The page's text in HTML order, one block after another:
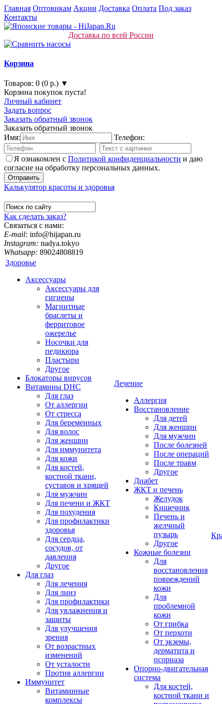
Главная Оптовикам Акции Доставка Оплата Под заказ
Контакты
Доставка по всей России
Корзина
Товаров: 0 (0 р.) ▼
Корзина покупок пуста!
Личный кабинет
Задать вопрос
Заказать обратный звонок
Заказать обратный звонок
Имя:
Телефон:
Я ознакомлен с Политикой конфиденциальности и даю
согласие на обработку персональных данных.
Калькулятор красоты и здоровья
Как сделать заказ?
Связаться с нами:
E-mail: info@hijapan.ru
Instagram: nadya.tokyo
Whatsapp: 89024808819
Здоровье
Аксессуары
Аксессуары для
гигиены
Магнитные
браслеты и
ферритовое
ожерелье
Носочки для
педикюра
Пластыри
Другое
Блокаторы вирусов
Витамины DHC
Для глаз
От аллергии
От стресса
Для беременных
Для волос
Для женщин
Для иммунитета
Для кожи
Для костей,
костной ткани,
суставов и хрящей
Для мужчин
Для печени и ЖКТ
Для похудения
Для профилактики
здоровья
Для сердца,
сосудов, от
давления
Другое
Для глаз
Для лечения
Для линз
Для профилактики
Для увлажнения и
защиты
Для улучшения
зрения
От возрастных
изменений
От усталости
Против аллергии
Иммунитет
Витаминные
комплексы
Лечение
Аллергия
Восстановление
Для детей
Для женщин
Для мужчин
После болезней
После операций
После травм
Другое
Диабет
ЖКТ и печень
Желудок
Кишечник
Печень и
желчный
пузырь
Другое
Кожные болезни
Для
восстановления
повреждений
кожи
Для
проблемной
кожи
От грибка
От перхоти
От экземы,
дерматита и
псориаза
Опорно-двигательная
система
Для костей,
костной ткани и